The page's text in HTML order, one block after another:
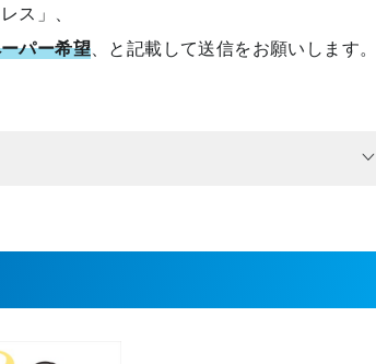
ス」、
パー希望 、と記載して送信をお願いします